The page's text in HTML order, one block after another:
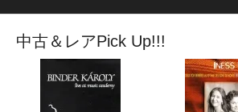
中古＆レアPick Up!!!